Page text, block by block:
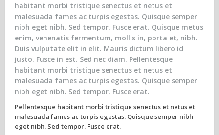
habitant morbi tristique senectus et netus et
malesuada fames ac turpis egestas. Quisque semper
nibh eget nibh. Sed tempor. Fusce erat. Quisque metus
enim, venenatis fermentum, mollis in, porta et, nibh.
Duis vulputate elit in elit. Mauris dictum libero id
justo. Fusce in est. Sed nec diam. Pellentesque
habitant morbi tristique senectus et netus et
malesuada fames ac turpis egestas. Quisque semper
nibh eget nibh. Sed tempor. Fusce erat.
Pellentesque habitant morbi tristique senectus et netus et
malesuada fames ac turpis egestas. Quisque semper nibh
eget nibh. Sed tempor. Fusce erat.